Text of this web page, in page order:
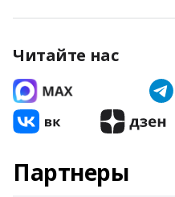
Читайте нас
Партнеры